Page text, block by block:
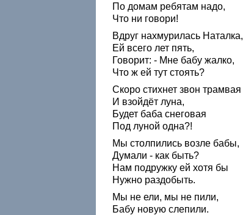
По домам ребятам надо,
Что ни говори!
Вдруг нахмурилась Наталка,
Ей всего лет пять,
Говорит: - Мне бабу жалко,
Что ж ей тут стоять?
Скоро стихнет звон трамвая
И взойдёт луна,
Будет баба снеговая
Под луной одна?!
Мы столпились возле бабы,
Думали - как быть?
Нам подружку ей хотя бы
Нужно раздобыть.
Мы не ели, мы не пили,
Бабу новую слепили.